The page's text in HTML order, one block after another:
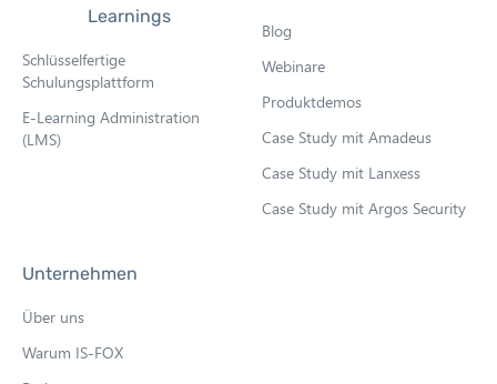
Learnings
Schlüsselfertige
Schulungsplattform
E-Learning Administration
(LMS)
Blog
Webinare
Produktdemos
Case Study mit Amadeus
Case Study mit Lanxess
Case Study mit Argos Security
Unternehmen
Über uns
Warum IS-FOX